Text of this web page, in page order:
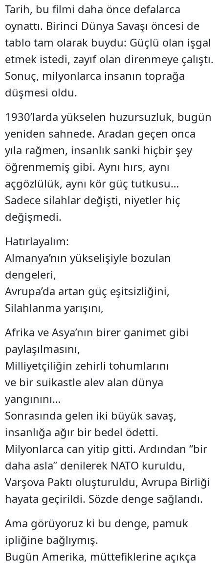
Tarih, bu filmi daha önce defalarca
oynattı. Birinci Dünya Savaşı öncesi de
tablo tam olarak buydu: Güçlü olan işgal
etmek istedi, zayıf olan direnmeye çalıştı.
Sonuç, milyonlarca insanın toprağa
düşmesi oldu.
1930’larda yükselen huzursuzluk, bugün
yeniden sahnede. Aradan geçen onca
yıla rağmen, insanlık sanki hiçbir şey
öğrenmemiş gibi. Aynı hırs, aynı
açgözlülük, aynı kör güç tutkusu…
Sadece silahlar değişti, niyetler hiç
değişmedi.
Hatırlayalım:
Almanya’nın yükselişiyle bozulan
dengeleri,
Avrupa’da artan güç eşitsizliğini,
Silahlanma yarışını,
Afrika ve Asya’nın birer ganimet gibi
paylaşılmasını,
Milliyetçiliğin zehirli tohumlarını
ve bir suikastle alev alan dünya
yangınını…
Sonrasında gelen iki büyük savaş,
insanlığa ağır bir bedel ödetti.
Milyonlarca can yitip gitti. Ardından “bir
daha asla” denilerek NATO kuruldu,
Varşova Paktı oluşturuldu, Avrupa Birliği
hayata geçirildi. Sözde denge sağlandı.
Ama görüyoruz ki bu denge, pamuk
ipliğine bağlıymış.
Bugün Amerika, müttefiklerine açıkça